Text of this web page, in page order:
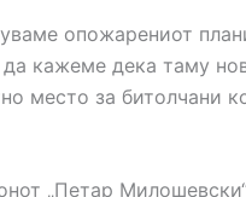
опожарениот
кажеме дека таму
место за битолчани
„Петар